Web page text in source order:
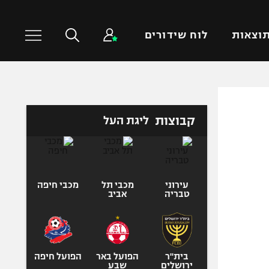
תוצאות לוח שידורים
טניס
כדוריד
ספורט אולימפי
קבוצות ליגת העל
עירוני
טבריה
מכבי תל
אביב
מכבי חיפה
בית"ר
ירושלים
הפועל באר
שבע
הפועל חיפה